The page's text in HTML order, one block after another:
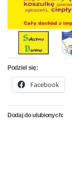
Podziel się:
Facebook
Dodaj do ulubionych: